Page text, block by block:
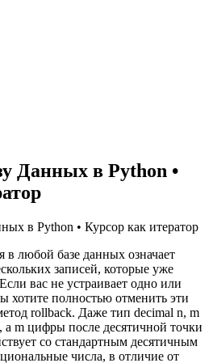
Данных в Python •
в Python • Курсор как итератор
базе данных означает
записей, которые уже
вас не устраивает одно или
хотите полностью отменить эти
rollback. Даже тип decimal n, m
m цифры после десятичной точки
со стандартным десятичным
числа, в отличие от